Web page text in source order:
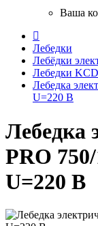
Ваша
Лебедки
Лебёдки
Лебедки
Лебедка
U=220 В
Лебедка
PRO
U=220 В